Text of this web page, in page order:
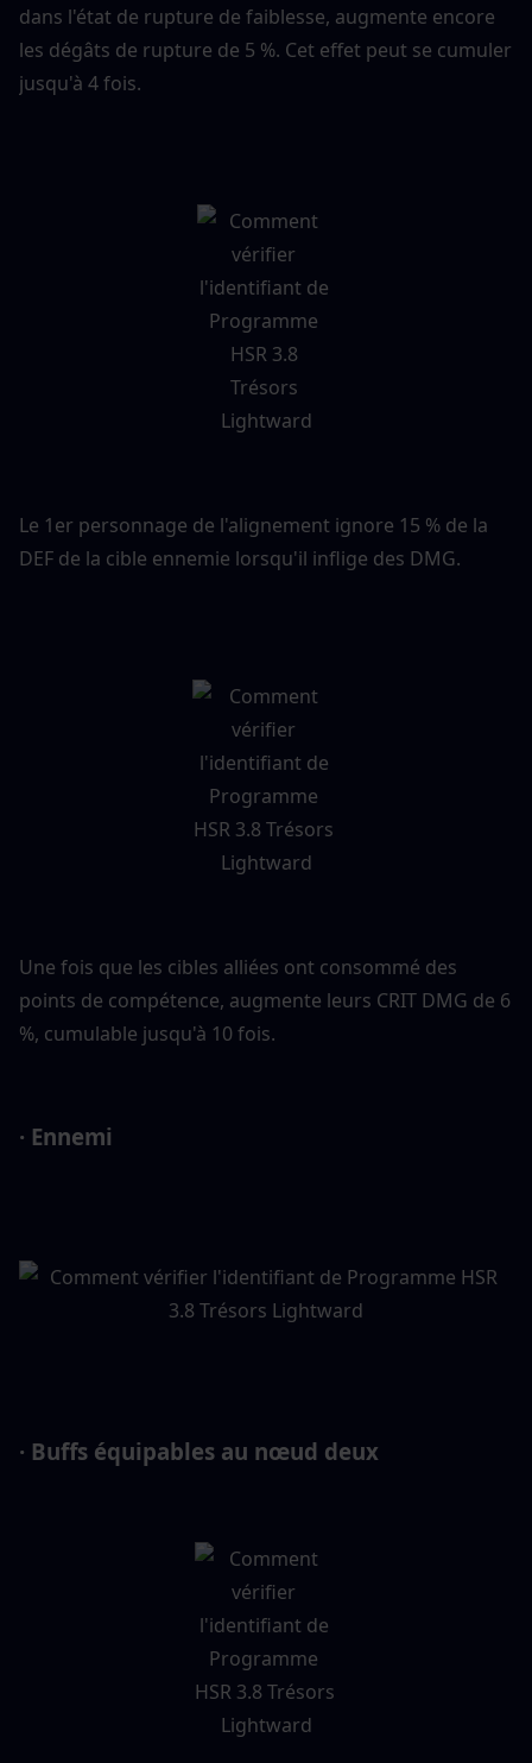
dans l'état de rupture de faiblesse, augmente encore
les dégâts de rupture de 5 %. Cet effet peut se cumuler
jusqu'à 4 fois.
Le 1er personnage de l'alignement ignore 15 % de la
DEF de la cible ennemie lorsqu'il inflige des DMG.
Une fois que les cibles alliées ont consommé des
points de compétence, augmente leurs CRIT DMG de 6
%, cumulable jusqu'à 10 fois.
· Ennemi
· Buffs équipables au nœud deux